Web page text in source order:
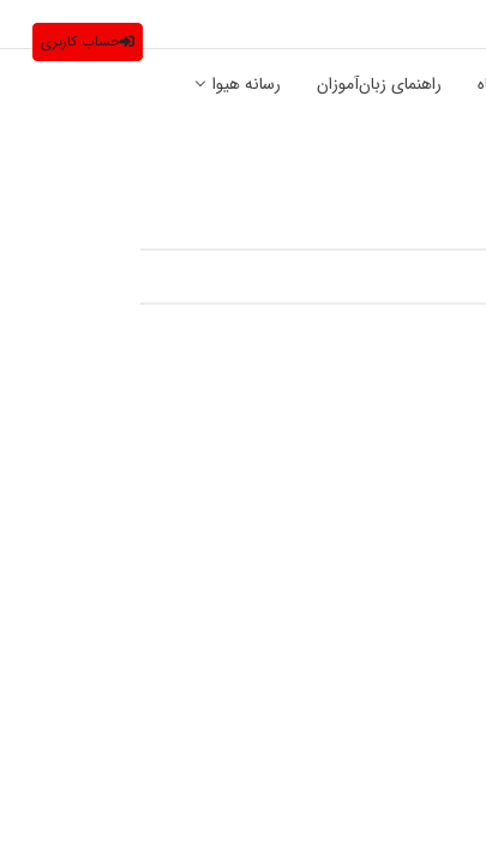
حساب کاربری
راهنمای زبان‌آموزان رسانه هیوا